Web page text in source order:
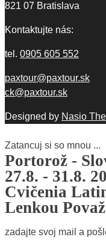
821 07 Bratislava
Kontaktujte nás:
tel. 0905 605 552
paxtour@paxtour.sk
ck@paxtour.sk
Designed by Nasio
Zatancuj si so mnou ...
Portorož -
27.8. - 31.8.
Cvičenia
Lenkou
zadajte svoj mail a